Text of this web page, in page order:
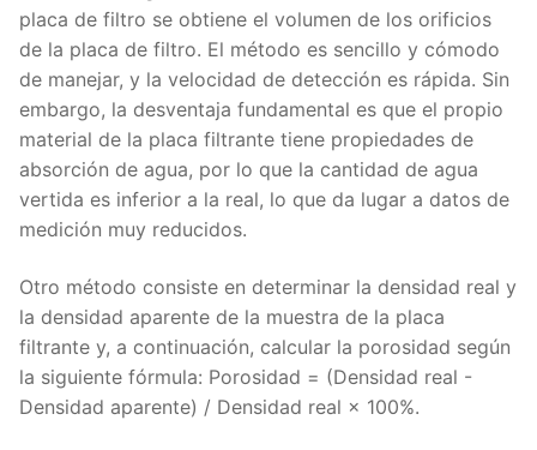
placa de filtro se obtiene el volumen de los orificios
de la placa de filtro. El método es sencillo y cómodo
de manejar, y la velocidad de detección es rápida. Sin
embargo, la desventaja fundamental es que el propio
material de la placa filtrante tiene propiedades de
absorción de agua, por lo que la cantidad de agua
vertida es inferior a la real, lo que da lugar a datos de
medición muy reducidos.
Otro método consiste en determinar la densidad real y
la densidad aparente de la muestra de la placa
filtrante y, a continuación, calcular la porosidad según
la siguiente fórmula: Porosidad = (Densidad real -
Densidad aparente) / Densidad real × 100%.